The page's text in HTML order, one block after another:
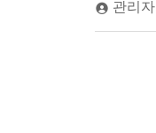
관리자